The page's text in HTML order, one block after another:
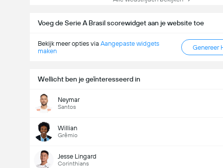
Voeg de Serie A Brasil scorewidget aan je website toe
Bekijk meer opties via Aangepaste widgets
maken
Genereer
Wellicht ben je geïnteresseerd in
Neymar
Santos
Willian
Grêmio
Jesse Lingard
Corinthians